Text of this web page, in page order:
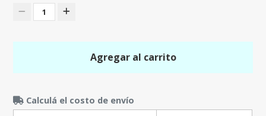
1
Agregar al carrito
Calculá el costo de envío